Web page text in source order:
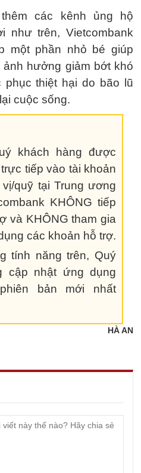
các kênh ủng hộ
như trên, Vietcombank
một phần nhỏ bé giúp
hưởng giảm bớt khó
thiệt hại do bão lũ
cuộc sống.
khách hàng được
tiếp vào tài khoản
quỹ tại Trung ương
KHÔNG tiếp
và KHÔNG tham gia
các khoản hỗ trợ.
tính năng trên, Quý
cập nhật ứng dụng
bản mới nhất
HÀ AN